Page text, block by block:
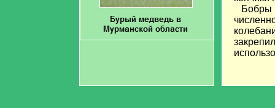
Бобры